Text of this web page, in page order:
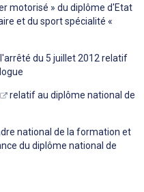
motorisé » du diplôme d'Etat
et du sport spécialité «
du 5 juillet 2012 relatif
relatif au diplôme national de
national de la formation et
du diplôme national de